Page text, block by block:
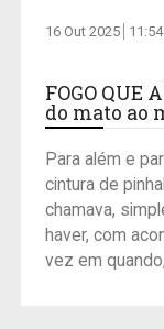
16 Out 2025
FOGO QUE
do mato ao
Para além e
cintura de
chamava,
haver, com
vez em